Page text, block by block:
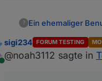
?
Online
sigi234 FORUM TESTING
@noah3112 sagte in